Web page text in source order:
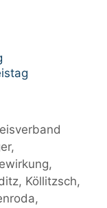
,
,
, Köllitzsch,
,